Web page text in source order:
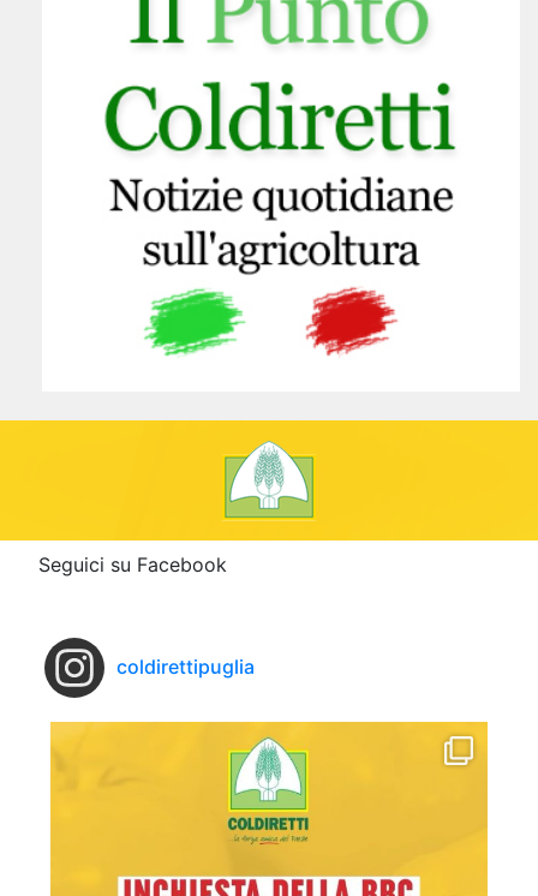
Seguici su Facebook
coldirettipuglia